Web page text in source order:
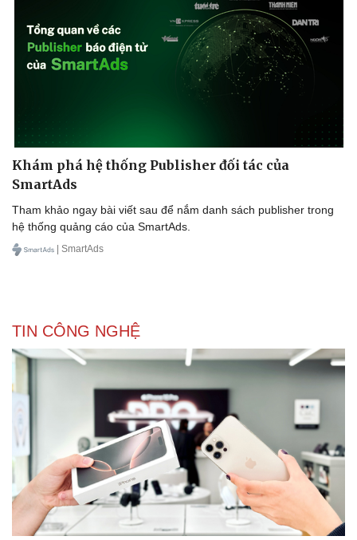
Doanh nghiệp 24h
Doanh nhân
Vì cộng đồng
Công nghệ
Sành điệu
Chuyển đổi số
Khám phá hệ thống Publisher đối tác của
SmartAds
Tham khảo ngay bài viết sau để nắm danh sách publisher trong
hệ thống quảng cáo của SmartAds.
| SmartAds
TIN CÔNG NGHỆ